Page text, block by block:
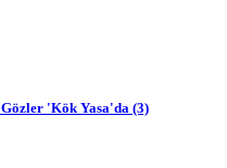
'Kök Yasa'da (3)